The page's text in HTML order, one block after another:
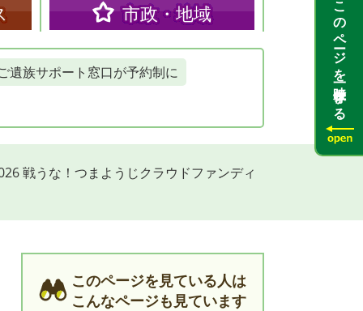
市政・地域
遺族サポート窓口が予約制に
戦うな！つまようじクラウドファンディ
このページを見ている人は
こんなページも見ています
このページを一時保存する